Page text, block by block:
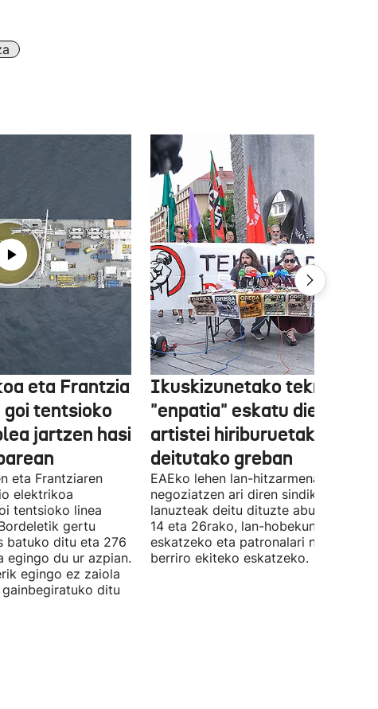
eta Frantzia
tentsioko
jartzen hasi
eta Frantziaren
elektrikoa
tentsioko linea
gertu
batuko ditu eta 276
egingo du ur azpian.
egingo ez zaiola
ditu
Ikuskizunetako teknikariek
"enpatia" eskatu diete
artistei hiriburuetako
deitutako greban
EAEko lehen lan-hitzarmena
negoziatzen ari diren sindikatuek
lanuzteak deitu dituzte abuztuaren 5,
14 eta 26rako, lan-hobekuntzak
eskatzeko eta patronalari
berriro ekiteko eskatzeko.